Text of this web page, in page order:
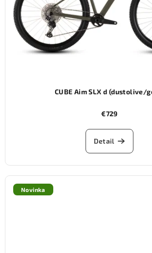
CUBE Aim SLX d (dustolive/
€729
Detail
Novinka